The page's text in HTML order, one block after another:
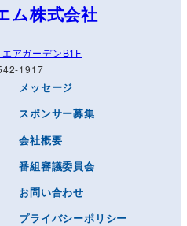
ム株式会社
アガーデンB1F
1917
メッセージ
スポンサー募集
会社概要
番組審議委員会
お問い合わせ
プライバシーポリシー